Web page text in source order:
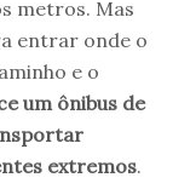
metros. Mas
entrar onde o
e o
um ônibus de
extremos.